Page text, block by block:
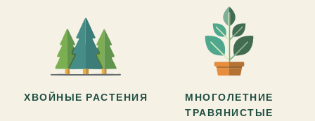
ХВОЙНЫЕ РАСТЕНИЯ
МНОГОЛЕТНИЕ
ТРАВЯНИСТЫЕ